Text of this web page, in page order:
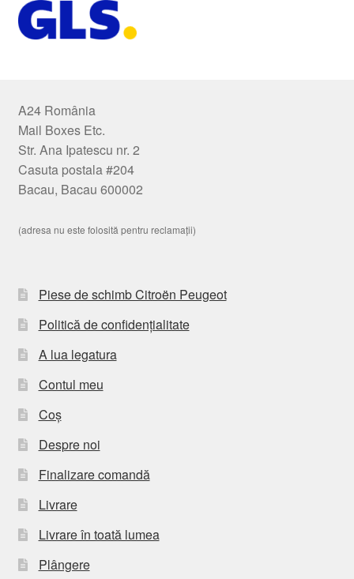
A24 România
Mail Boxes Etc.
Str. Ana Ipatescu nr. 2
Casuta postala #204
Bacau, Bacau 600002
(adresa nu este folosită pentru reclamații)
Piese de schimb Citroën Peugeot
Politică de confidențialitate
A lua legatura
Contul meu
Coș
Despre noi
Finalizare comandă
Livrare
Livrare în toată lumea
Plângere